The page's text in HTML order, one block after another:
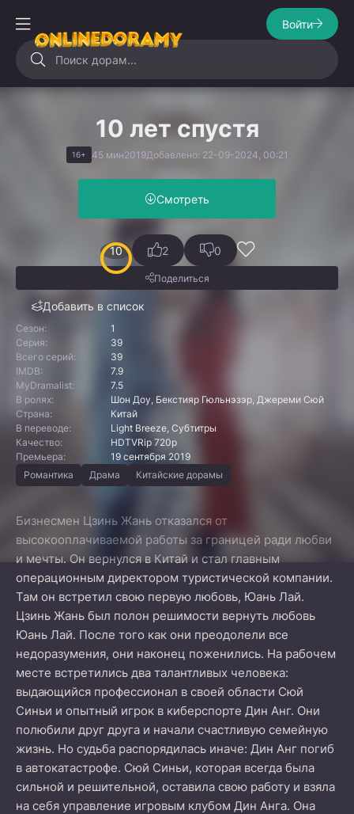
Войти
10 лет спустя
16+ 45 мин2019Добавлено: 22-09-2024, 00:21
Смотреть
10
Добавить в список
2 0
Поделиться
Сезон:
1
Серия:
39
Всего серий:
39
IMDB:
7.9
MyDramalist:
7.5
В ролях:
Шон Доу, Бекстияр Гюльнэзэр, Джереми Сюй
Страна:
Китай
В переводе:
Light Breeze, Субтитры
Качество:
HDTVRip 720p
Премьера:
19 сентября 2019
Романтика
Драма Китайские дорамы
Бизнесмен Цзинь Жань отказался от
высокооплачиваемой работы за границей ради любви
и мечты. Он вернулся в Китай и стал главным
операционным директором туристической компании.
Там он встретил свою первую любовь, Юань Лай.
Цзинь Жань был полон решимости вернуть любовь
Юань Лай. После того как они преодолели все
недоразумения, они наконец поженились. На рабочем
месте встретились два талантливых человека:
выдающийся профессионал в своей области Сюй
Синьи и опытный игрок в киберспорте Дин Анг. Они
полюбили друг друга и начали счастливую семейную
жизнь. Но судьба распорядилась иначе: Дин Анг погиб
в автокатастрофе. Сюй Синьи, которая всегда была
сильной и решительной, оставила свою работу и взяла
на себя управление игровым клубом Дин Анга. Она